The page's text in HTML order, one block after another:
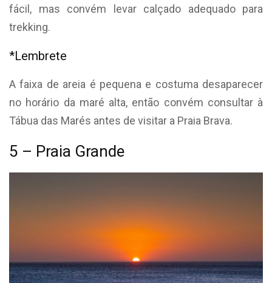
fácil, mas convém levar calçado adequado para
trekking.
*Lembrete
A faixa de areia é pequena e costuma desaparecer
no horário da maré alta, então convém consultar à
Tábua das Marés antes de visitar a Praia Brava.
5 – Praia Grande